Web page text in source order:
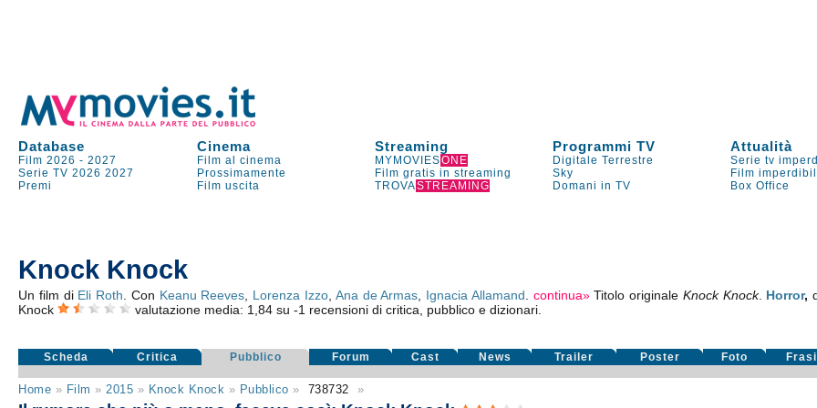
Database Cinema Streaming Programmi TV Attualità
Film 2026 -2027 Film al cinema MYMOVIESONE Digitale Terrestre
Serie tv
Serie TV 2026 2027 Prossimamente Film gratis in streaming Sky
Film
Premi
Film uscita TROVASTREAMING Domani in TV Box Office
Knock Knock
Un film di Eli Roth . Con Keanu Reeves Lorenza Izzo Ana de Armas Ignacia Allamand continua» Titolo originale Knock Knock. Horror,
Knock
valutazione media: 1,84 su-1 recensioni di critica, pubblico e dizionari.
Scheda Critica Pubblico Forum Cast News Trailer Poster Foto Frasi
Home » Film » 2015 » Knock Knock » Pubblico » 738732 »